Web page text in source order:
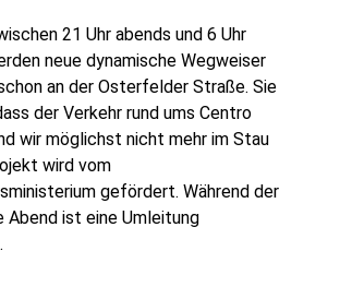
21 Uhr abends und 6 Uhr
neue dynamische Wegweiser
an der Osterfelder Straße. Sie
der Verkehr rund ums Centro
wir möglichst nicht mehr im Stau
wird vom
gefördert. Während der
Abend ist eine Umleitung